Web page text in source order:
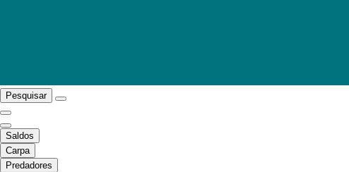
Pesquisar
Saldos
Carpa
Predadores